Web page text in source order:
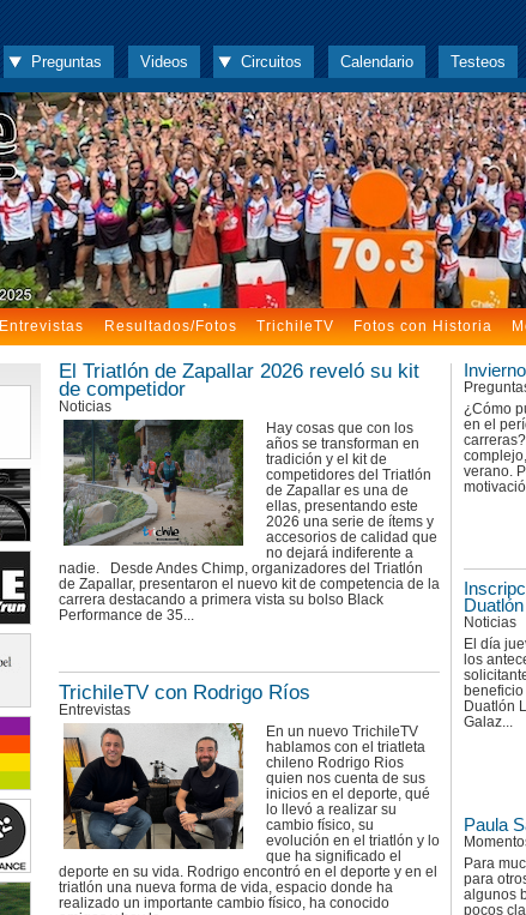
Preguntas Videos Circuitos Calendario Testeos
Entrevistas Resultados/Fotos TrichileTV Fotos con Historia
Invierno
¿Cómo
en el
verano.
Noticias
El día
los
Duatlón
Galaz...
Paula
Para
para
algunos
pocos
El Triatlón de Zapallar 2026 reveló su kit
de competidor
Noticias
Hay cosas que con los
años se transforman en
tradición y el kit de
competidores del Triatlón
de Zapallar es una de
ellas, presentando este
2026 una serie de ítems y
accesorios de calidad que
no dejará indiferente a
nadie. Desde Andes Chimp, organizadores del Triatlón
de Zapallar, presentaron el nuevo kit de competencia de la
carrera destacando a primera vista su bolso Black
Performance de 35...
TrichileTV con Rodrigo Ríos
Entrevistas
En un nuevo TrichileTV
hablamos con el triatleta
chileno Rodrigo Rios
quien nos cuenta de sus
inicios en el deporte, qué
lo llevó a realizar su
cambio físico, su
evolución en el triatlón y lo
que ha significado el
deporte en su vida. Rodrigo encontró en el deporte y en el
triatlón una nueva forma de vida, espacio donde ha
realizado un importante cambio físico, ha conocido